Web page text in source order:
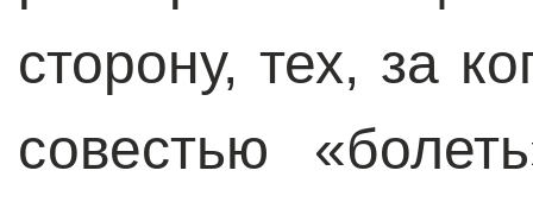
сторону, тех, за
совестью